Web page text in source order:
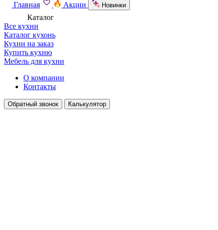
Главная Акции Новинки
Каталог
Все кухни
Каталог кухонь
Кухни на заказ
Купить кухню
Мебель для кухни
О компании
Контакты
Обратный звонок Калькулятор